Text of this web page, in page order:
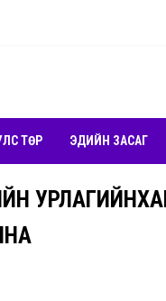
ТӨР ЭДИЙН ЗАСАГ